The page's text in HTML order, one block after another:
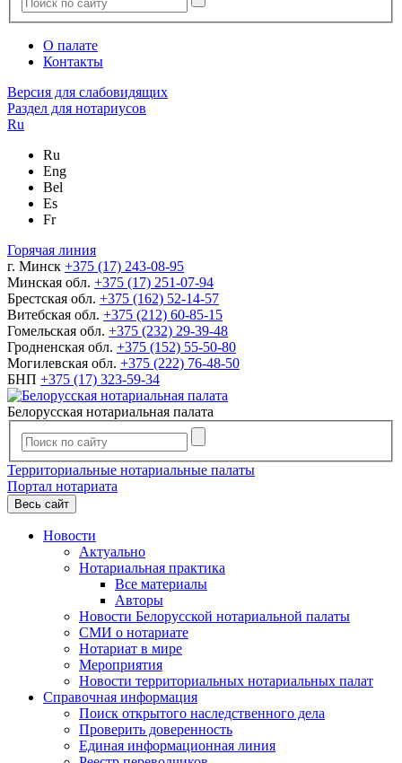
О палате
Контакты
Версия для слабовидящих
Раздел для нотариусов
Ru
Ru
Eng
Bel
Es
Fr
Горячая линия
г. Минск +375 (17) 243-08-95
Минская обл. +375 (17) 251-07-94
Брестская обл. +375 (162) 52-14-57
Витебская обл. +375 (212) 60-85-15
Гомельская обл. +375 (232) 29-39-48
Гродненская обл. +375 (152) 55-50-80
Могилевская обл. +375 (222) 76-48-50
БНП +375 (17) 323-59-34
Белорусская нотариальная палата
Территориальные нотариальные палаты
Портал нотариата
Весь сайт
Новости
Актуально
Нотариальная практика
Все материалы
Авторы
Новости Белорусской нотариальной палаты
СМИ о нотариате
Нотариат в мире
Мероприятия
Новости территориальных нотариальных палат
Справочная информация
Поиск открытого наследственного дела
Проверить доверенность
Единая информационная линия